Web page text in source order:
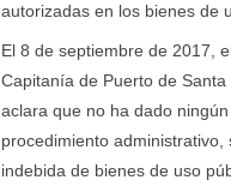
autorizadas en los bienes de
El 8 de septiembre de 2017,
Capitanía de Puerto de
aclara que no ha dado
procedimiento
indebida de bienes de uso